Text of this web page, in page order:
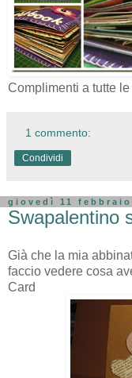
Complimenti a tutte
1 commento:
Condividi
giovedì 11 febbraio
Swapalentino
Già che la mia
faccio vedere cosa
Card